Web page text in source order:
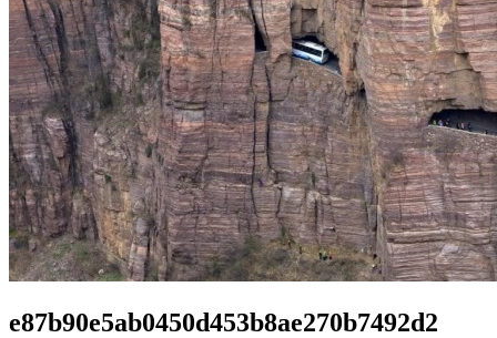
e87b90e5ab0450d453b8ae270b7492d2